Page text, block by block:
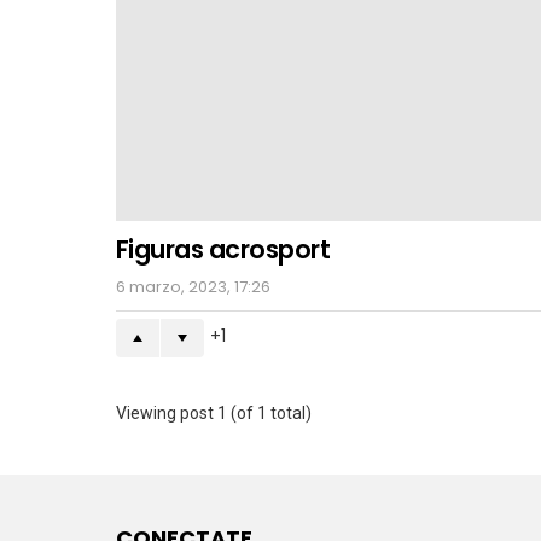
Figuras acrosport
6 marzo, 2023, 17:26
1
Viewing post 1 (of 1 total)